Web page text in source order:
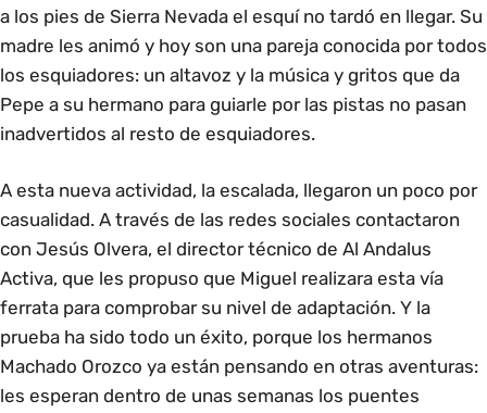
a los pies de Sierra Nevada el esquí no tardó en llegar. Su
madre les animó y hoy son una pareja conocida por todos
los esquiadores: un altavoz y la música y gritos que da
Pepe a su hermano para guiarle por las pistas no pasan
inadvertidos al resto de esquiadores.
A esta nueva actividad, la escalada, llegaron un poco por
casualidad. A través de las redes sociales contactaron
con Jesús Olvera, el director técnico de Al Andalus
Activa, que les propuso que Miguel realizara esta vía
ferrata para comprobar su nivel de adaptación. Y la
prueba ha sido todo un éxito, porque los hermanos
Machado Orozco ya están pensando en otras aventuras:
les esperan dentro de unas semanas los puentes